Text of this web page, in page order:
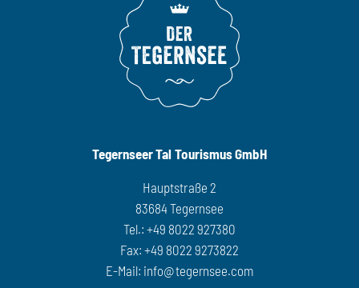
Tegernseer Tal Tourismus GmbH
Hauptstraße 2
83684 Tegernsee
Tel.: +49 8022 927380
Fax: +49 8022 9273822
E-Mail: info@tegernsee.com